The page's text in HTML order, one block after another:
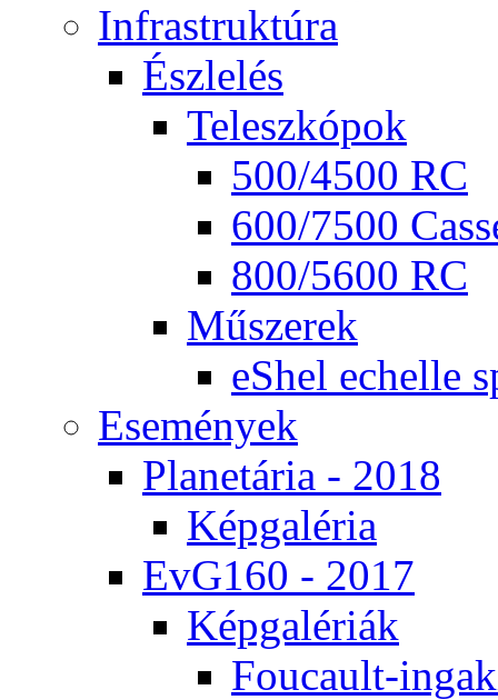
Inf­ra­struk­tú­ra
Ész­le­lés
Te­lesz­kó­pok
500/4500 RC
600/7500
800/5600 RC
Mű­sze­rek
eS­hel echel­le
Ese­mé­nyek
Pla­ne­tá­ria - 2018
Kép­ga­lé­ria
EvG160 - 2017
Kép­ga­lé­ri­ák
Fo­u­ca­ult-